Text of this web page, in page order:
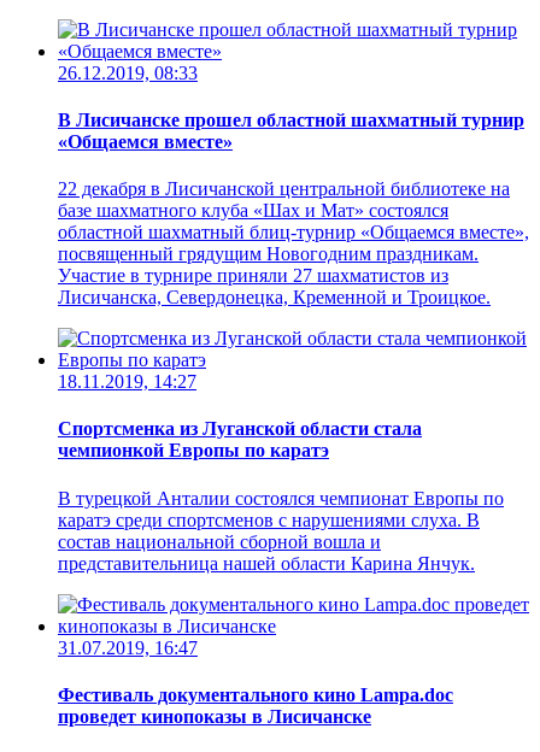
26.12.2019, 08:33
В Лисичанске прошел областной шахматный турнир
«Общаемся вместе»
22 декабря в Лисичанской центральной библиотеке на
базе шахматного клуба «Шах и Мат» состоялся
областной шахматный блиц-турнир «Общаемся вместе»,
посвященный грядущим Новогодним праздникам.
Участие в турнире приняли 27 шахматистов из
Лисичанска, Севердонецка, Кременной и Троицкое.
18.11.2019, 14:27
Спортсменка из Луганской области стала
чемпионкой Европы по каратэ
В турецкой Анталии состоялся чемпионат Европы по
каратэ среди спортсменов с нарушениями слуха. В
состав национальной сборной вошла и
представительница нашей области Карина Янчук.
31.07.2019, 16:47
Фестиваль документального кино Lampa.doc
проведет кинопоказы в Лисичанске